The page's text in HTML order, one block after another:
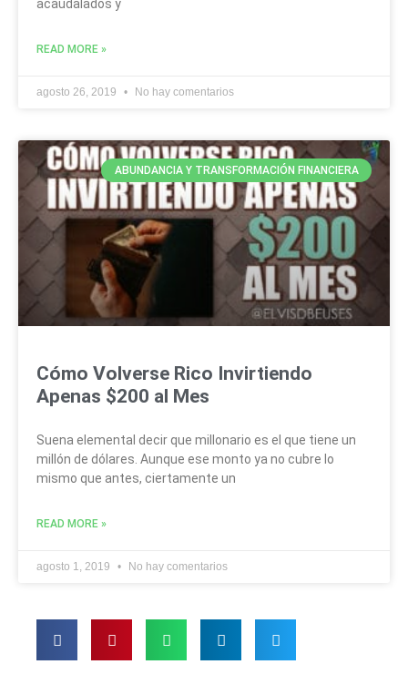
acaudalados y
READ MORE »
agosto 26, 2019 No hay comentarios
ABUNDANCIA Y TRANSFORMACIÓN FINANCIERA
Cómo Volverse Rico Invirtiendo
Apenas $200 al Mes
Suena elemental decir que millonario es el que tiene un
millón de dólares. Aunque ese monto ya no cubre lo
mismo que antes, ciertamente un
READ MORE »
agosto 1, 2019 No hay comentarios